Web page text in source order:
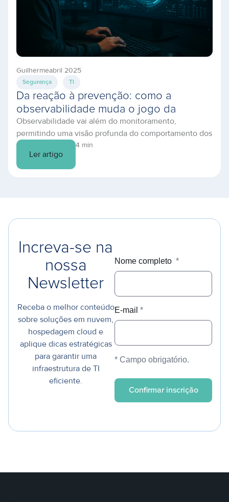
Guilhermeabril 2025
Segurança TI
Da reação à prevenção: como a
observabilidade muda o jogo da
infraestrutura em nuvem
Observabilidade vai além do monitoramento,
permitindo uma visão profunda do comportamento dos
sistemas. Descubra como prevenir falhas e otimizar
sua TI.Ler artigo
4 min
Increva-se na
nossa
Newsletter
Receba o melhor conteúdo
sobre soluções em nuvem,
hospedagem cloud e
aplique dicas estratégicas
para garantir uma
infraestrutura de TI
eficiente.
Nome completo *
E-mail *
* Campo obrigatório.